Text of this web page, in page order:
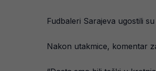
Fudbaleri Sarajeva ugostili
Nakon utakmice, komentar